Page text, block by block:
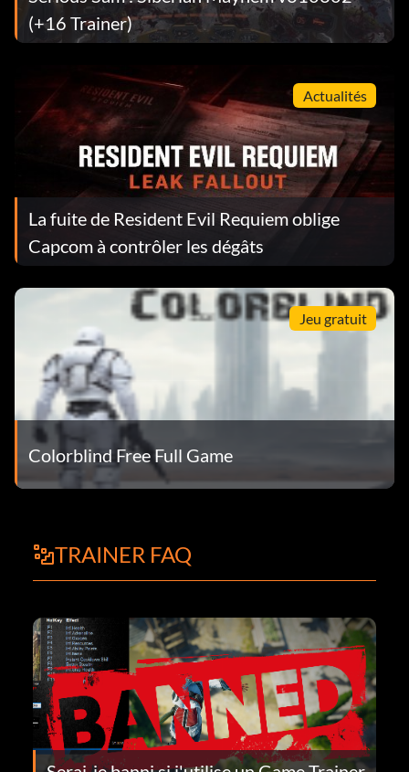
(+16 Trainer)
Actualités
La fuite de Resident Evil Requiem oblige
Capcom à contrôler les dégâts
Jeu gratuit
Colorblind Free Full Game
TRAINER FAQ